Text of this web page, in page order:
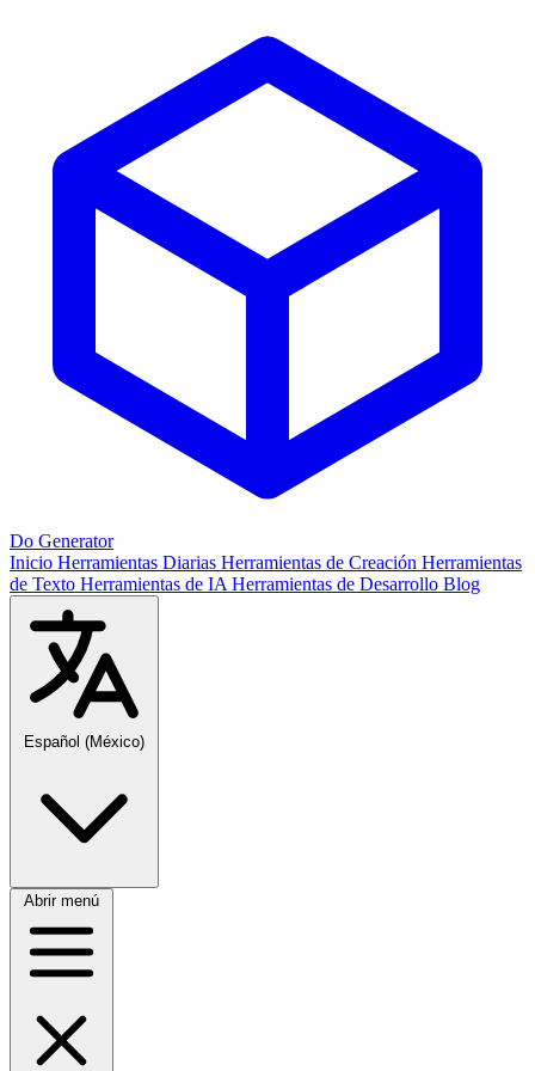
Do Generator
Inicio Herramientas Diarias Herramientas de Creación Herramientas
de Texto Herramientas de IA Herramientas de Desarrollo Blog
Español (México)
Abrir menú